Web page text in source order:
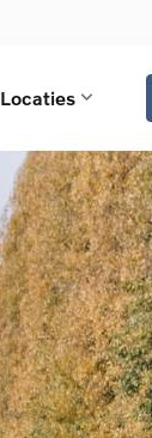
Locaties